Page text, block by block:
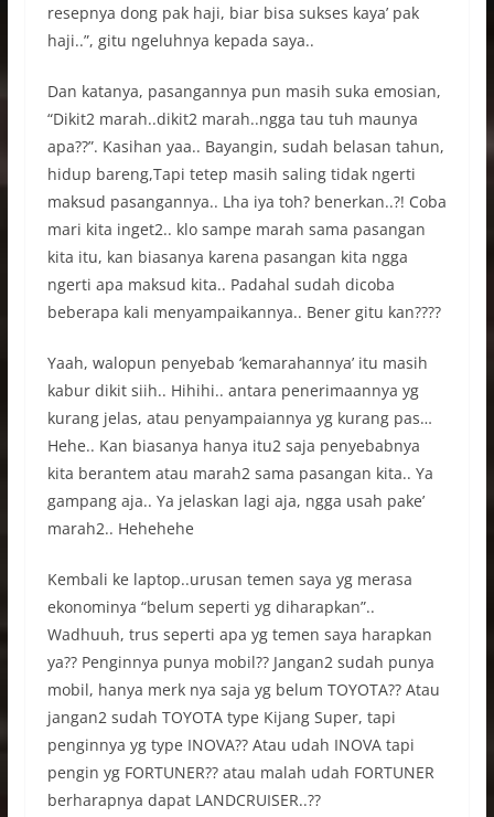
resepnya dong pak haji, biar bisa sukses kaya’ pak
haji..”, gitu ngeluhnya kepada saya..
Dan katanya, pasangannya pun masih suka emosian,
“Dikit2 marah..dikit2 marah..ngga tau tuh maunya
apa??”. Kasihan yaa.. Bayangin, sudah belasan tahun,
hidup bareng,Tapi tetep masih saling tidak ngerti
maksud pasangannya.. Lha iya toh? benerkan..?! Coba
mari kita inget2.. klo sampe marah sama pasangan
kita itu, kan biasanya karena pasangan kita ngga
ngerti apa maksud kita.. Padahal sudah dicoba
beberapa kali menyampaikannya.. Bener gitu kan????
Yaah, walopun penyebab ‘kemarahannya’ itu masih
kabur dikit siih.. Hihihi.. antara penerimaannya yg
kurang jelas, atau penyampaiannya yg kurang pas…
Hehe.. Kan biasanya hanya itu2 saja penyebabnya
kita berantem atau marah2 sama pasangan kita.. Ya
gampang aja.. Ya jelaskan lagi aja, ngga usah pake’
marah2.. Hehehehe
Kembali ke laptop..urusan temen saya yg merasa
ekonominya “belum seperti yg diharapkan”..
Wadhuuh, trus seperti apa yg temen saya harapkan
ya?? Penginnya punya mobil?? Jangan2 sudah punya
mobil, hanya merk nya saja yg belum TOYOTA?? Atau
jangan2 sudah TOYOTA type Kijang Super, tapi
penginnya yg type INOVA?? Atau udah INOVA tapi
pengin yg FORTUNER?? atau malah udah FORTUNER
berharapnya dapat LANDCRUISER..??